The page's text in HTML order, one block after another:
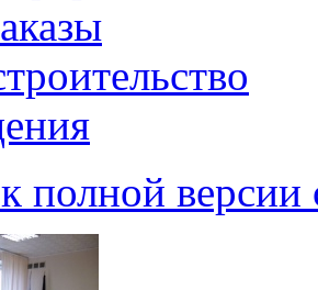
полной версии